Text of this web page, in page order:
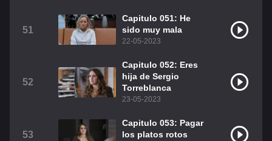
51
Capitulo 051: He
sido muy mala
22-05-2023
52
Capitulo 052: Eres
hija de Sergio
Torreblanca
23-05-2023
53
Capitulo 053: Pagar
los platos rotos